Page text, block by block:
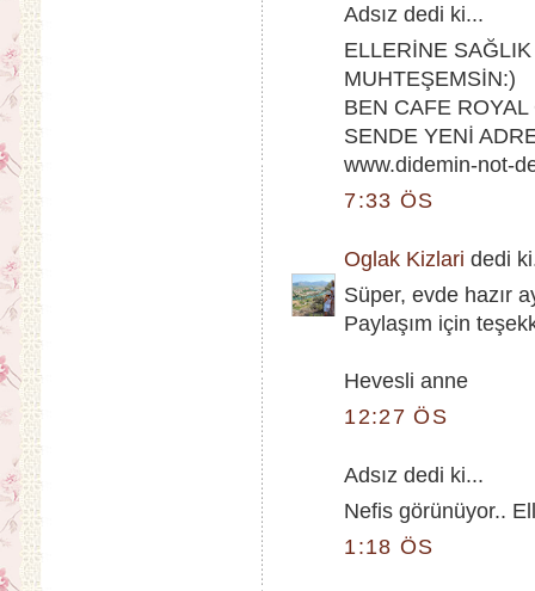
Adsız dedi ki...
ELLERİNE
MUHTEŞEMSİN:)
BEN CAFE
SENDE YENİ
www.didemin-not-
7:33 ÖS
Oglak Kizlari dedi
Süper, evde hazır
Paylaşım için
Hevesli anne
12:27 ÖS
Adsız dedi ki...
Nefis görünüyor..
1:18 ÖS